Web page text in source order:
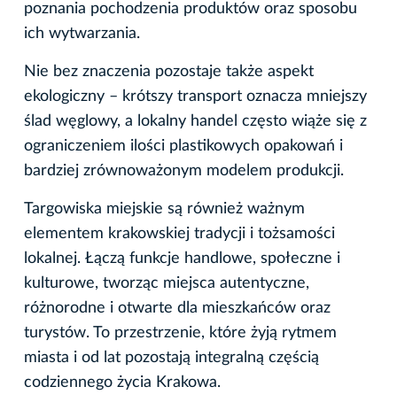
poznania pochodzenia produktów oraz sposobu
ich wytwarzania.
Nie bez znaczenia pozostaje także aspekt
ekologiczny – krótszy transport oznacza mniejszy
ślad węglowy, a lokalny handel często wiąże się z
ograniczeniem ilości plastikowych opakowań i
bardziej zrównoważonym modelem produkcji.
Targowiska miejskie są również ważnym
elementem krakowskiej tradycji i tożsamości
lokalnej. Łączą funkcje handlowe, społeczne i
kulturowe, tworząc miejsca autentyczne,
różnorodne i otwarte dla mieszkańców oraz
turystów. To przestrzenie, które żyją rytmem
miasta i od lat pozostają integralną częścią
codziennego życia Krakowa.